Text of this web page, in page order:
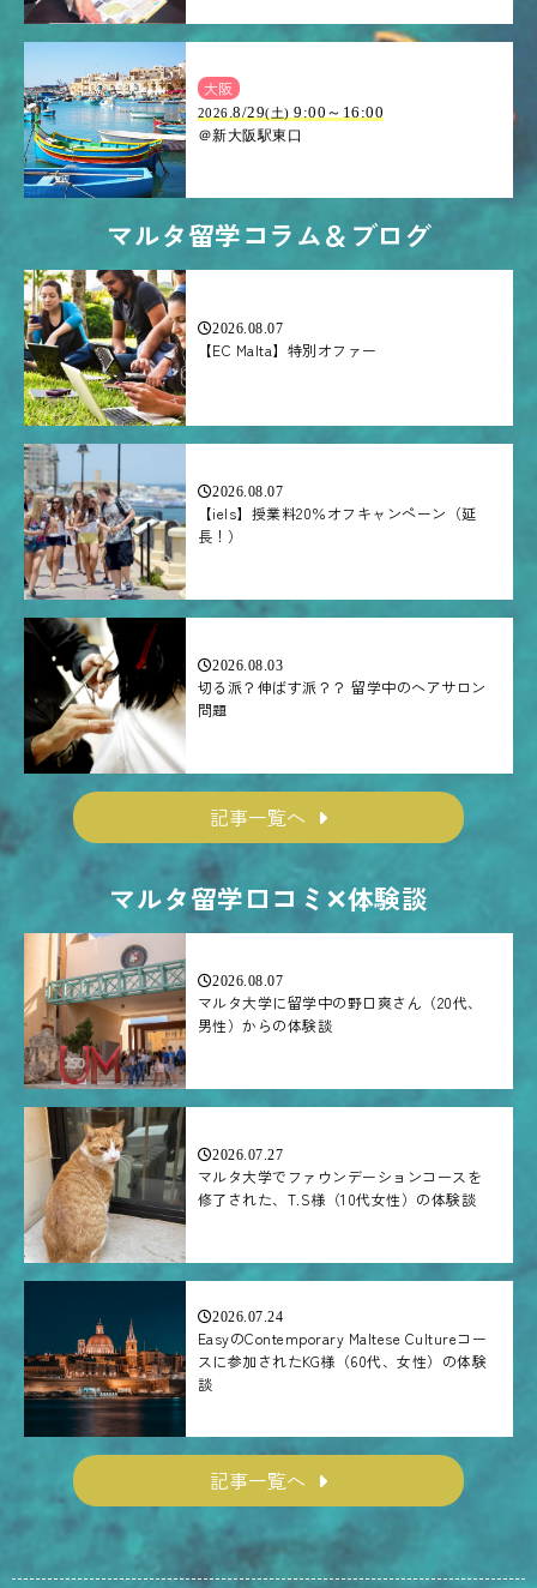
大阪
2026 .8/29(土) 9:00～16:00
＠新大阪駅東口
マルタ留学コラム＆ブログ
2026.08.07
【EC Malta】特別オファー
2026.08.07
【iels】授業料20％オフキャンペーン（延
長！）
2026.08.03
切る派？伸ばす派？？ 留学中のヘアサロン
問題
記事一覧へ
マルタ留学口コミ✕体験談
2026.08.07
マルタ大学に留学中の野口爽さん（20代、
男性）からの体験談
2026.07.27
マルタ大学でファウンデーションコースを
修了された、T.S様（10代女性）の体験談
2026.07.24
EasyのContemporary Maltese Cultureコー
スに参加されたKG様（60代、女性）の体験
談
記事一覧へ